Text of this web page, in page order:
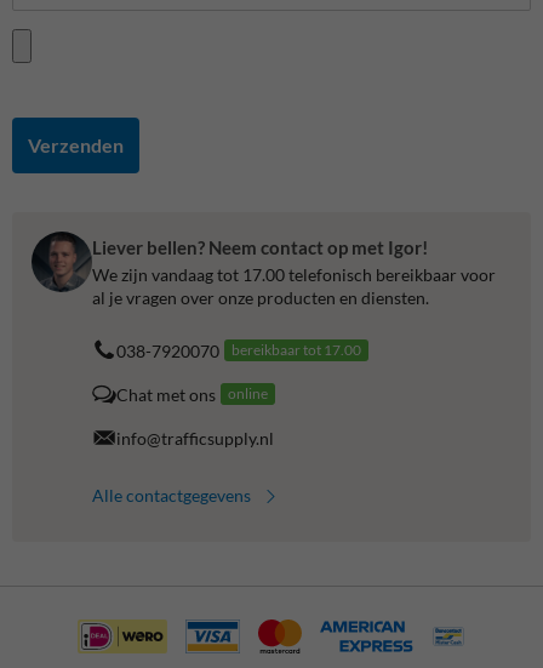
Verzenden
Liever bellen? Neem contact op met Igor!
We zijn vandaag tot 17.00 telefonisch bereikbaar voor
al je vragen over onze producten en diensten.
038-7920070 bereikbaar tot 17.00
Chat met ons online
info@trafficsupply.nl
Alle contactgegevens